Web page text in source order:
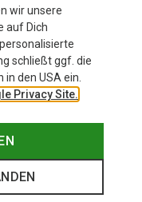
wir unsere
auf Dich
schließt ggf. die
den USA ein.
Privacy Site.